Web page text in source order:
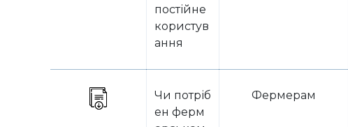
постійне
користув
ання
Чи потріб
ен ферм
Фермерам